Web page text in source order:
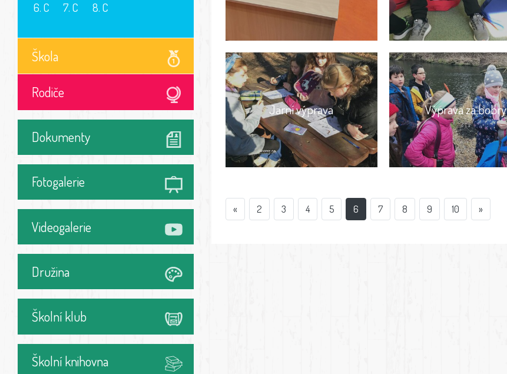
6. C
7. C
8. C
Škola
Rodiče
Dokumenty
Fotogalerie
Videogalerie
Družina
Školní klub
Školní knihovna
Jarní výprava Výprava za bobry
« 2 3 4 5 6 7 8 9 10 »